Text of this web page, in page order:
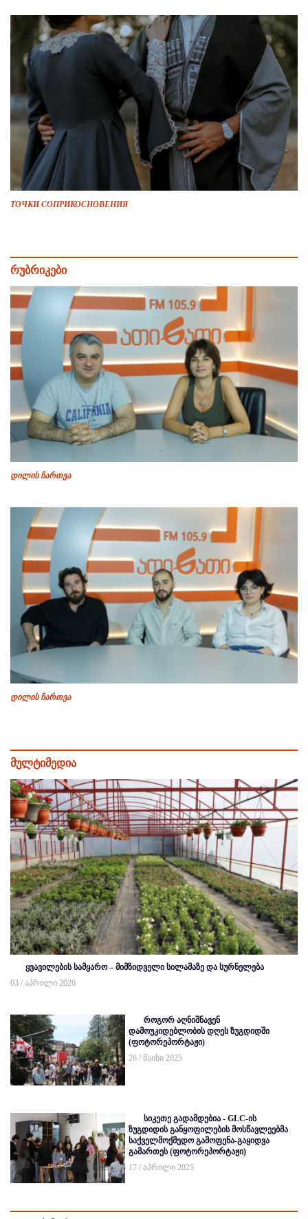
ТОЧКИ СОПРИКОСНОВЕНИЯ
რუბრიკები
დილის ჩართვა
დილის ჩართვა
მულტიმედია
ყვავილების სამყარო – მიმზიდველი სილამაზე და სურნელება
03 / აპრილი 2026
როგორ აღნიშნავენ
დამოუკიდებლობის დღეს ზუგდიდში
(ფოტორეპორტაჟი)
26 / მაისი 2025
სიკეთე გადამდებია - GLC-ის
ზუგდიდის განყოფილების მოსწავლეებმა
საქველმოქმედო გამოფენა-გაყიდვა
გამართეს (ფოტორეპორტაჟი)
17 / აპრილი 2025